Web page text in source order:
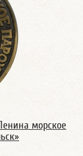
морское